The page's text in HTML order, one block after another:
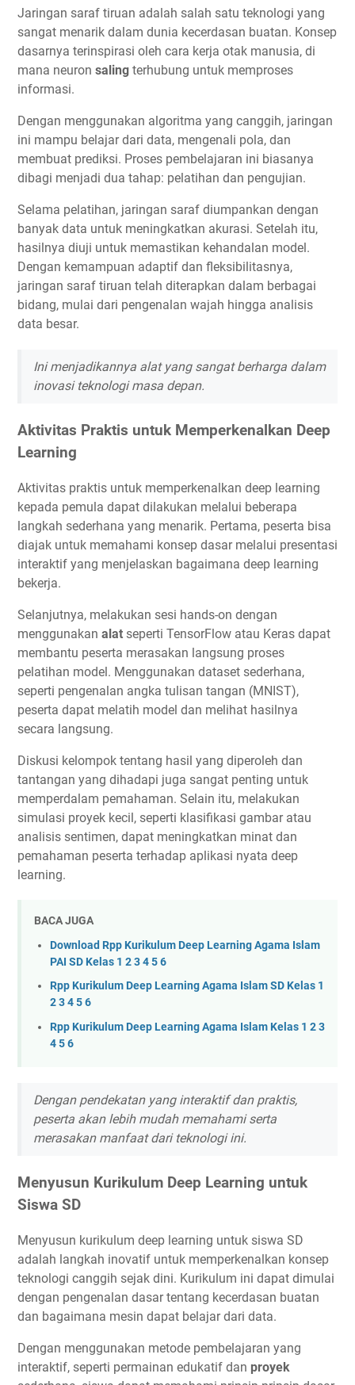
Jaringan saraf tiruan adalah salah satu teknologi yang
sangat menarik dalam dunia kecerdasan buatan. Konsep
dasarnya terinspirasi oleh cara kerja otak manusia, di
mana neuron saling terhubung untuk memproses
informasi.
Dengan menggunakan algoritma yang canggih, jaringan
ini mampu belajar dari data, mengenali pola, dan
membuat prediksi. Proses pembelajaran ini biasanya
dibagi menjadi dua tahap: pelatihan dan pengujian.
Selama pelatihan, jaringan saraf diumpankan dengan
banyak data untuk meningkatkan akurasi. Setelah itu,
hasilnya diuji untuk memastikan kehandalan model.
Dengan kemampuan adaptif dan fleksibilitasnya,
jaringan saraf tiruan telah diterapkan dalam berbagai
bidang, mulai dari pengenalan wajah hingga analisis
data besar.
Ini menjadikannya alat yang sangat berharga dalam
inovasi teknologi masa depan.
Aktivitas Praktis untuk Memperkenalkan Deep
Learning
Aktivitas praktis untuk memperkenalkan deep learning
kepada pemula dapat dilakukan melalui beberapa
langkah sederhana yang menarik. Pertama, peserta bisa
diajak untuk memahami konsep dasar melalui presentasi
interaktif yang menjelaskan bagaimana deep learning
bekerja.
Selanjutnya, melakukan sesi hands-on dengan
menggunakan alat seperti TensorFlow atau Keras dapat
membantu peserta merasakan langsung proses
pelatihan model. Menggunakan dataset sederhana,
seperti pengenalan angka tulisan tangan (MNIST),
peserta dapat melatih model dan melihat hasilnya
secara langsung.
Diskusi kelompok tentang hasil yang diperoleh dan
tantangan yang dihadapi juga sangat penting untuk
memperdalam pemahaman. Selain itu, melakukan
simulasi proyek kecil, seperti klasifikasi gambar atau
analisis sentimen, dapat meningkatkan minat dan
pemahaman peserta terhadap aplikasi nyata deep
learning.
BACA JUGA
Download Rpp Kurikulum Deep Learning Agama Islam
PAI SD Kelas 1 2 3 4 5 6
Rpp Kurikulum Deep Learning Agama Islam SD Kelas 1
2 3 4 5 6
Rpp Kurikulum Deep Learning Agama Islam Kelas 1 2 3
4 5 6
Dengan pendekatan yang interaktif dan praktis,
peserta akan lebih mudah memahami serta
merasakan manfaat dari teknologi ini.
Menyusun Kurikulum Deep Learning untuk
Siswa SD
Menyusun kurikulum deep learning untuk siswa SD
adalah langkah inovatif untuk memperkenalkan konsep
teknologi canggih sejak dini. Kurikulum ini dapat dimulai
dengan pengenalan dasar tentang kecerdasan buatan
dan bagaimana mesin dapat belajar dari data.
Dengan menggunakan metode pembelajaran yang
interaktif, seperti permainan edukatif dan proyek